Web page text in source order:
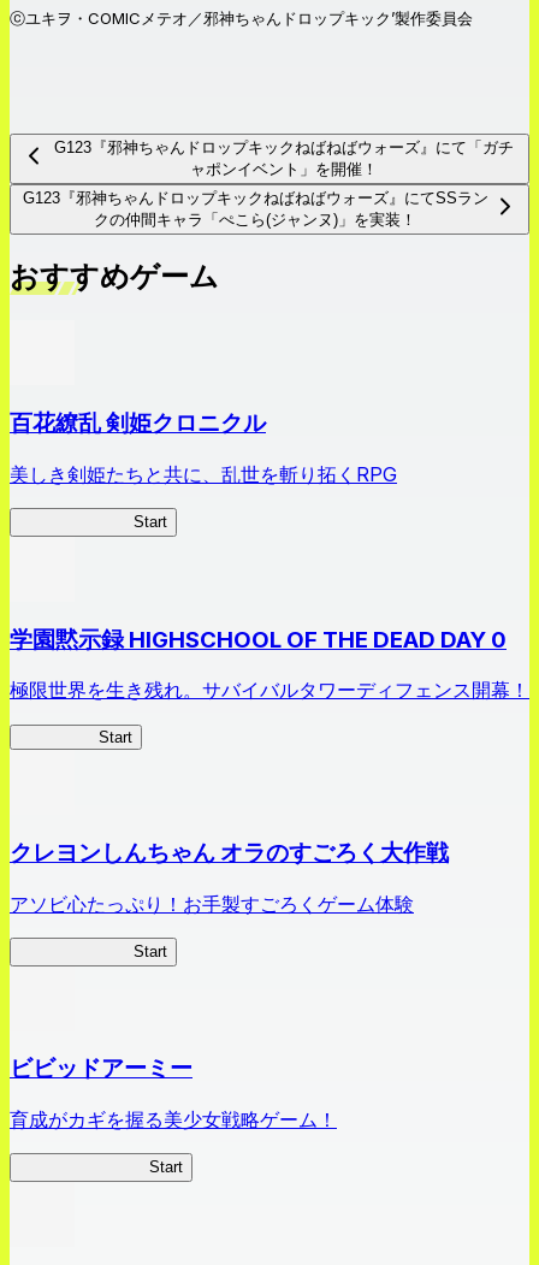
ⓒユキヲ・COMICメテオ／邪神ちゃんドロップキック’製作委員会
G123『邪神ちゃんドロップキックねばねばウォーズ』にて「ガチ
ャポンイベント」を開催！
G123『邪神ちゃんドロップキックねばねばウォーズ』にてSSラン
クの仲間キャラ「ぺこら(ジャンヌ)」を実装！
おすすめゲーム
百花繚乱 剣姫クロニクル
美しき剣姫たちと共に、乱世を斬り拓くRPG
Start
学園黙示録 HIGHSCHOOL OF THE DEAD DAY 0
極限世界を生き残れ。サバイバルタワーディフェンス開幕！
Start
クレヨンしんちゃん オラのすごろく大作戦
アソビ心たっぷり！お手製すごろくゲーム体験
Start
ビビッドアーミー
育成がカギを握る美少女戦略ゲーム！
Start